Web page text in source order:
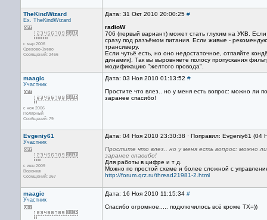
TheKindWizard
Ex. TheKindWizard
с мар 2006
Орехово-Зуево
Сообщений: 2466
Дата: 31 Окт 2010 20:00:25 #
radioW
706 (первый вариант) может стать глухим на УКВ.
сразу под разъёмом питания. Если живые -
трансиверу.
Если чутьё есть, но оно недостаточное, отпаяйте
динамик). Так вы выровняете полосу пропускания
модификацию "желтого провода".
maagic
Участник
с ноя 2006
Полярный
Сообщений: 79
Дата: 03 Ноя 2010 01:13:52 #
Простите что влез.. но у меня есть вопрос: можно ли
заранее спасибо!
Evgeniy61
Участник
с июн 2009
Воронеж
Сообщений: 267
Дата: 04 Ноя 2010 23:30:38 · Поправил: Evgeniy61 (04
Простите что влез.. но у меня есть вопрос: можно
заранее спасибо!
Для работы в цифре и т д.
Можно по простой схеме и более сложной с
http://forum.qrz.ru/thread21981-2.html
maagic
Участник
Дата: 16 Ноя 2010 11:15:34 #
Спасибо огромное..... подключилось всё кроме ТХ=))